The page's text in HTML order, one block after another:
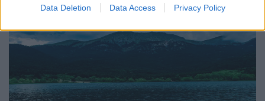
Data Deletion Data Access Privacy Policy